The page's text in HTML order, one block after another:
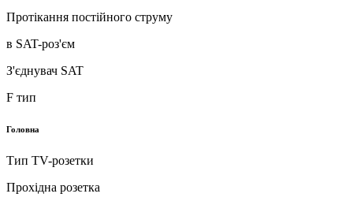
Протікання постійного струму
в SAT-роз'єм
З'єднувач SAT
F тип
Головна
Тип TV-розетки
Прохідна розетка